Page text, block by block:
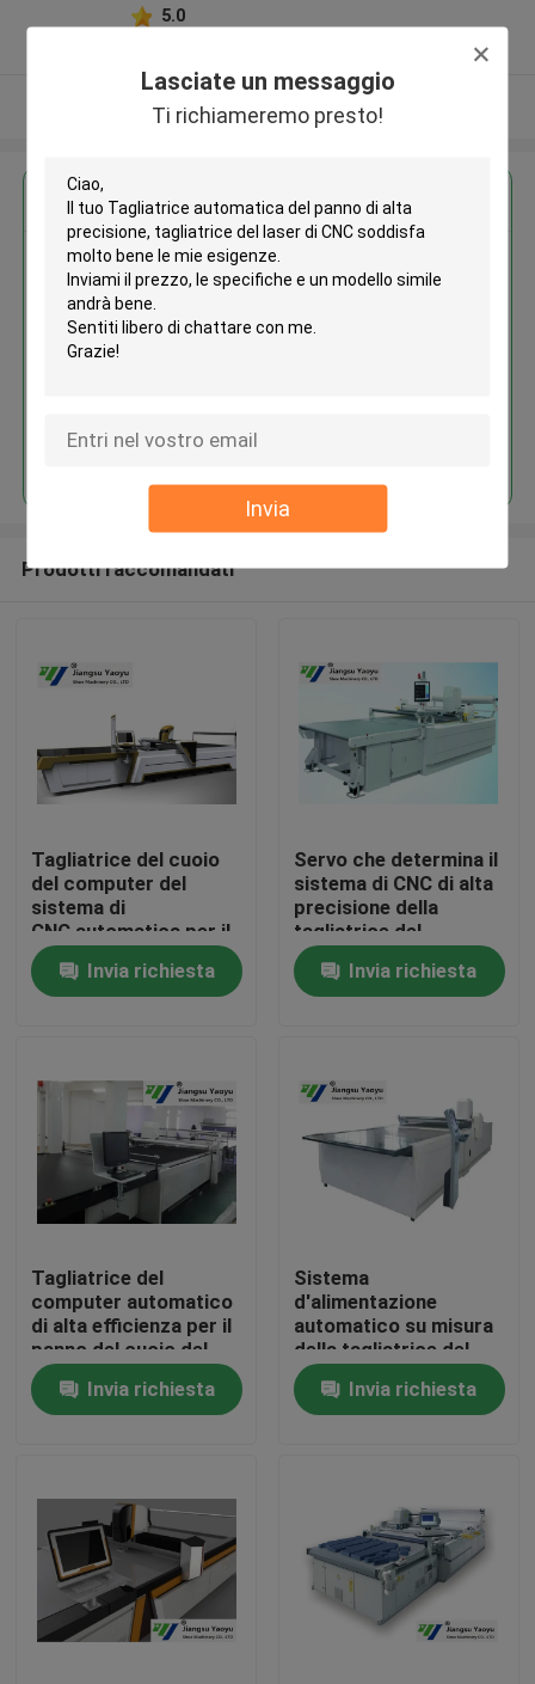
Lasciate un messaggio
Ti richiameremo presto!
Invia
Casa
Circa noi
Giro della fabbrica
Controllo di qualità
Contattici
Macchina tagliante idraulica
Macchina tagliante della pressa idraulica
5.0
Osservi più
Ottieni il miglior prezzo per
Tagliatrice automatica del
panno di alta precisione,
tagliatrice del laser di CNC
Continua
Prodotti raccomandati
Tagliatrice del cuoio
del computer del
sistema di
CNC automatica per il
giocattolo della
pelucheInvia richiesta
Servo che determina il
sistema di CNC di alta
precisione della
tagliatrice del
computer automatico
Invia richiesta
Tagliatrice del
computer automatico
di alta efficienza per il
panno del cuoio del
sofà
Invia richiesta
Sistema
d'alimentazione
automatico su misura
della tagliatrice del
computer della prova
40T della polvere
Invia richiesta